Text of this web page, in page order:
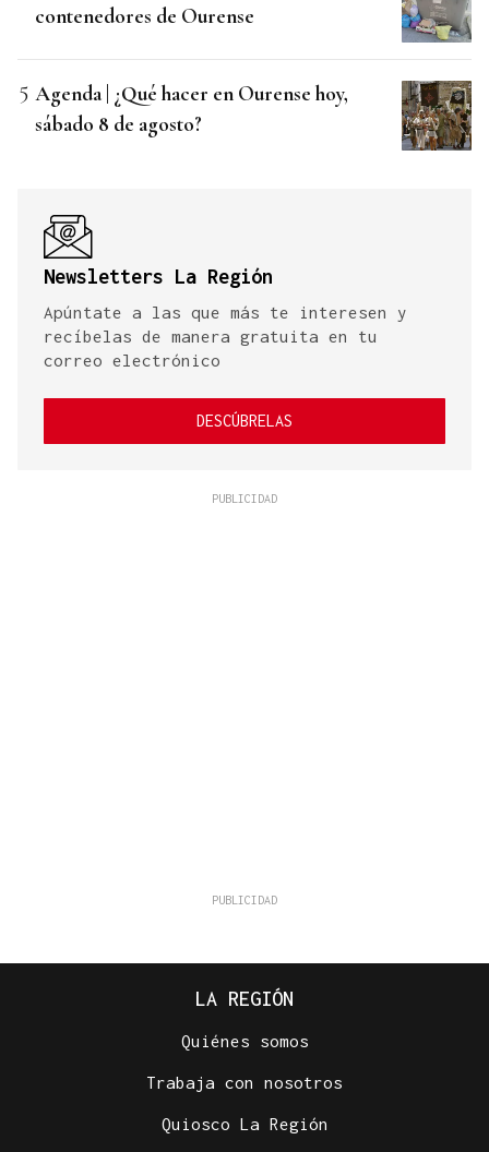
contenedores de Ourense
Agenda | ¿Qué hacer en Ourense hoy,
sábado 8 de agosto?
Newsletters La Región
Apúntate a las que más te interesen y
recíbelas de manera gratuita en tu
correo electrónico
DESCÚBRELAS
LA REGIÓN
Quiénes somos
Trabaja con nosotros
Quiosco La Región